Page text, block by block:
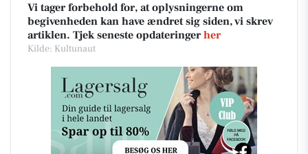
Vi tager forbehold for, at oplysningerne om
begivenheden kan have ændret sig siden, vi skrev
artiklen. Tjek seneste opdateringer her
Kilde: Kultunaut